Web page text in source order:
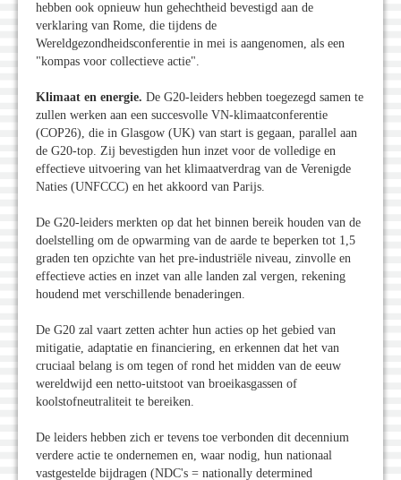
hebben ook opnieuw hun gehechtheid bevestigd aan de
verklaring van Rome, die tijdens de
Wereldgezondheidsconferentie in mei is aangenomen, als een
"kompas voor collectieve actie".
Klimaat en energie. De G20-leiders hebben toegezegd samen te
zullen werken aan een succesvolle VN-klimaatconferentie
(COP26), die in Glasgow (UK) van start is gegaan, parallel aan
de G20-top. Zij bevestigden hun inzet voor de volledige en
effectieve uitvoering van het klimaatverdrag van de Verenigde
Naties (UNFCCC) en het akkoord van Parijs.
De G20-leiders merkten op dat het binnen bereik houden van de
doelstelling om de opwarming van de aarde te beperken tot 1,5
graden ten opzichte van het pre-industriële niveau, zinvolle en
effectieve acties en inzet van alle landen zal vergen, rekening
houdend met verschillende benaderingen.
De G20 zal vaart zetten achter hun acties op het gebied van
mitigatie, adaptatie en financiering, en erkennen dat het van
cruciaal belang is om tegen of rond het midden van de eeuw
wereldwijd een netto-uitstoot van broeikasgassen of
koolstofneutraliteit te bereiken.
De leiders hebben zich er tevens toe verbonden dit decennium
verdere actie te ondernemen en, waar nodig, hun nationaal
vastgestelde bijdragen (NDC's = nationally determined